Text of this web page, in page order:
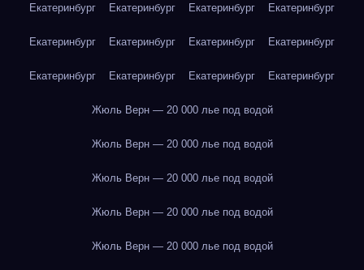
Екатеринбург Екатеринбург Екатеринбург Екатеринбург
Екатеринбург Екатеринбург Екатеринбург Екатеринбург
Екатеринбург Екатеринбург Екатеринбург Екатеринбург
Жюль Верн — 20 000 лье под водой
Жюль Верн — 20 000 лье под водой
Жюль Верн — 20 000 лье под водой
Жюль Верн — 20 000 лье под водой
Жюль Верн — 20 000 лье под водой